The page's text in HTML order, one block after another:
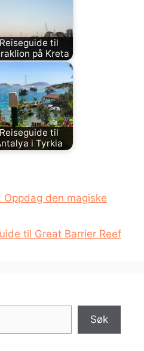
Reiseguide til
på Kreta
Reiseguide til
i Tyrkia
Oppdag den magiske
til Great Barrier Reef
Søk